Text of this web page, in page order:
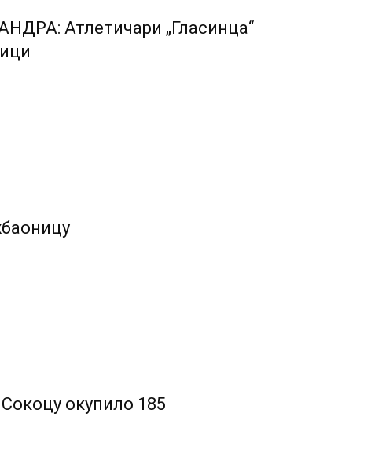
Атлетичари „Гласинца“
окупило 185